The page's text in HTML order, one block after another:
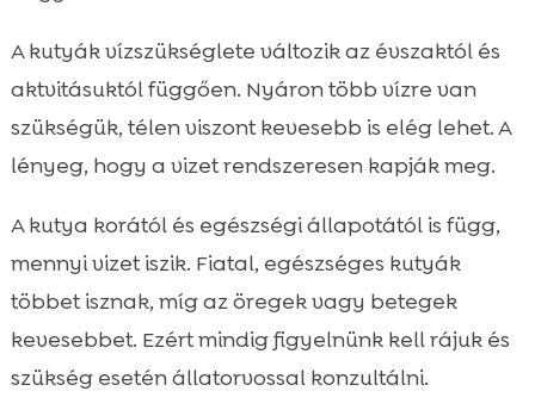
A kutyák vízszükséglete változik az évszaktól és
aktvitásuktól függően. Nyáron több vízre van
szükségük, télen viszont kevesebb is elég lehet. A
lényeg, hogy a vizet rendszeresen kapják meg.
A kutya korától és egészségi állapotától is függ,
mennyi vizet iszik. Fiatal, egészséges kutyák
többet isznak, míg az öregek vagy betegek
kevesebbet. Ezért mindig figyelnünk kell rájuk és
szükség esetén állatorvossal konzultálni.